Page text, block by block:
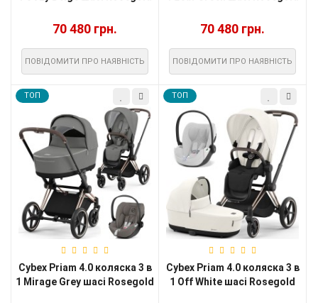
70 480 грн.
ПОВІДОМИТИ ПРО НАЯВНІСТЬ
70 480 грн.
ПОВІДОМИТИ ПРО НАЯВНІСТЬ
TOП
Cybex Priam 4.0 коляска 3 в
1 Mirage Grey шасі Rosegold
TOП
Cybex Priam 4.0 коляска 3 в
1 Off White шасі Rosegold